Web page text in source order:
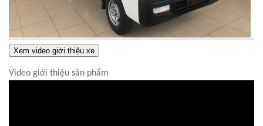
Xem video giới thiệu xe
Video giới thiệu sản phẩm